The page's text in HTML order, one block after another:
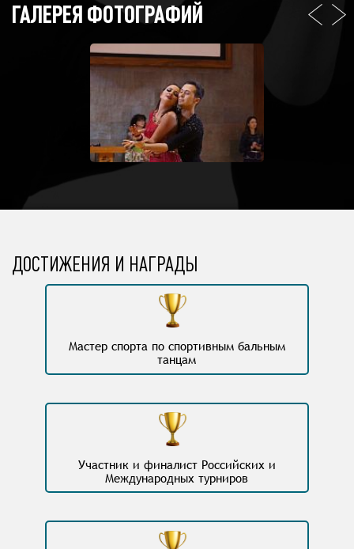
ГАЛЕРЕЯ ФОТОГРАФИЙ
ДОСТИЖЕНИЯ И НАГРАДЫ
Мастер спорта по спортивным бальным
танцам
Участник и финалист Российских и
Международных турниров